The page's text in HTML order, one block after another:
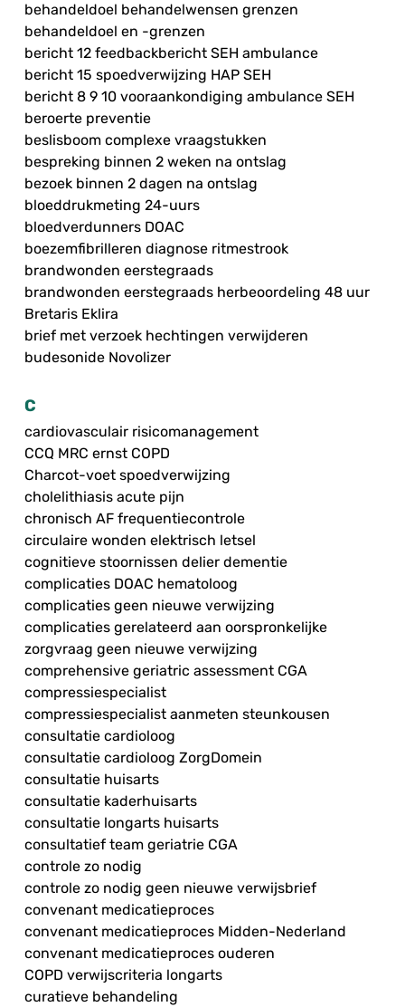
behandeldoel behandelwensen grenzen
behandeldoel en -grenzen
bericht 12 feedbackbericht SEH ambulance
bericht 15 spoedverwijzing HAP SEH
bericht 8 9 10 vooraankondiging ambulance SEH
beroerte preventie
beslisboom complexe vraagstukken
bespreking binnen 2 weken na ontslag
bezoek binnen 2 dagen na ontslag
bloeddrukmeting 24-uurs
bloedverdunners DOAC
boezemfibrilleren diagnose ritmestrook
brandwonden eerstegraads
brandwonden eerstegraads herbeoordeling 48 uur
Bretaris Eklira
brief met verzoek hechtingen verwijderen
budesonide Novolizer
C
cardiovasculair risicomanagement
CCQ MRC ernst COPD
Charcot-voet spoedverwijzing
cholelithiasis acute pijn
chronisch AF frequentiecontrole
circulaire wonden elektrisch letsel
cognitieve stoornissen delier dementie
complicaties DOAC hematoloog
complicaties geen nieuwe verwijzing
complicaties gerelateerd aan oorspronkelijke
zorgvraag geen nieuwe verwijzing
comprehensive geriatric assessment CGA
compressiespecialist
compressiespecialist aanmeten steunkousen
consultatie cardioloog
consultatie cardioloog ZorgDomein
consultatie huisarts
consultatie kaderhuisarts
consultatie longarts huisarts
consultatief team geriatrie CGA
controle zo nodig
controle zo nodig geen nieuwe verwijsbrief
convenant medicatieproces
convenant medicatieproces Midden-Nederland
convenant medicatieproces ouderen
COPD verwijscriteria longarts
curatieve behandeling